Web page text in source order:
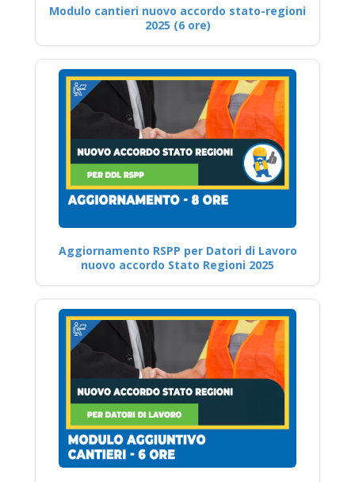
Modulo cantieri nuovo accordo stato-regioni
2025 (6 ore)
Aggiornamento RSPP per Datori di Lavoro
nuovo accordo Stato Regioni 2025